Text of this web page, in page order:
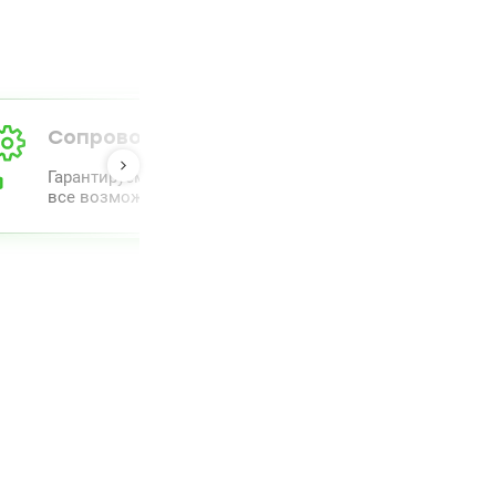
Сопровождение от А до Я
Гарантируем полный комлпекс сопровождения и
все возможное для облегчения процесса.